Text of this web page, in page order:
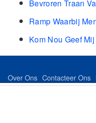
Bevroren Traan
Ramp Waarbij
Kom Nou Geef
Over Ons Contacteer Ons